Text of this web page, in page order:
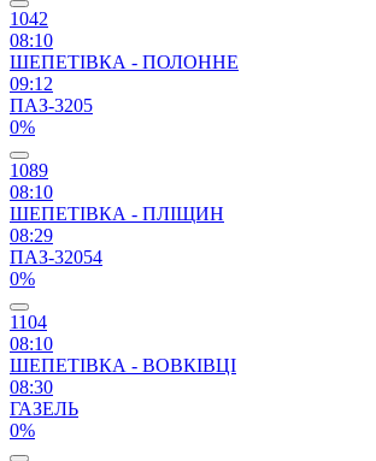
1042
08:10
ШЕПЕТІВКА - ПОЛОННЕ
09:12
ПАЗ-3205
0%
1089
08:10
ШЕПЕТІВКА - ПЛІЩИН
08:29
ПАЗ-32054
0%
1104
08:10
ШЕПЕТІВКА - ВОВКІВЦІ
08:30
ГАЗЕЛЬ
0%